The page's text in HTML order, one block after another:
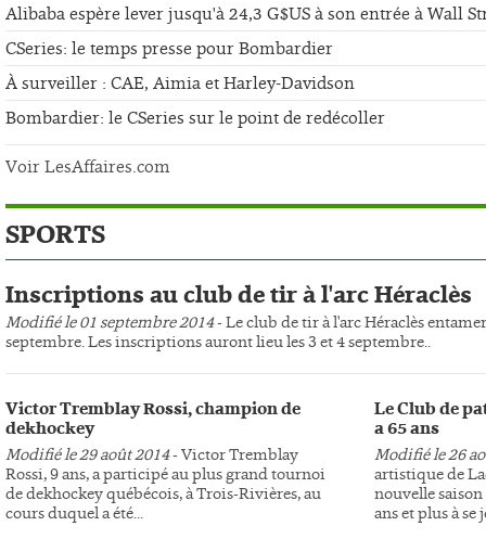
Alibaba espère lever jusqu'à 24,3 G$US à son entrée à Wall
CSeries: le temps presse pour Bombardier
À surveiller : CAE, Aimia et Harley-Davidson
Bombardier: le CSeries sur le point de redécoller
Voir LesAffaires.com
SPORTS
Inscriptions au club de tir à l'arc Héraclès
Modifié le 01 septembre 2014- Le club de tir à l'arc Héraclès
septembre. Les inscriptions auront lieu les 3 et 4 septembre..
Victor Tremblay Rossi, champion de
dekhockey
Modifié le 29 août 2014- Victor Tremblay
Rossi, 9 ans, a participé au plus grand tournoi
de dekhockey québécois, à Trois-Rivières, au
cours duquel a été...
Le Club de
a 65 ans
Modifié le 26
artistique de
nouvelle
ans et plus à se